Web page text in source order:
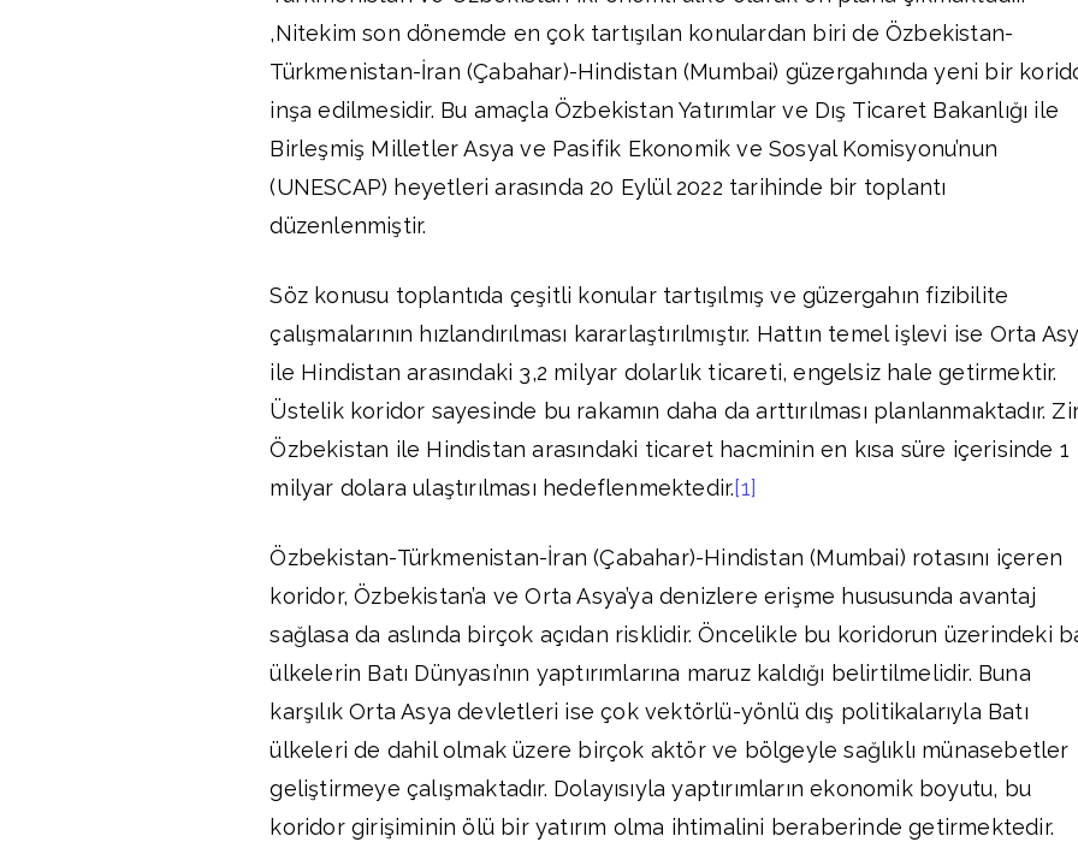
,Nitekim son dönemde en çok tartışılan konulardan biri de Özbekistan-
Türkmenistan-İran (Çabahar)-Hindistan (Mumbai) güzergahında yeni bir
inşa edilmesidir. Bu amaçla Özbekistan Yatırımlar ve Dış Ticaret Bakanlığı ile
Birleşmiş Milletler Asya ve Pasifik Ekonomik ve Sosyal Komisyonu’nun
(UNESCAP) heyetleri arasında 20 Eylül 2022 tarihinde bir toplantı
düzenlenmiştir.
Söz konusu toplantıda çeşitli konular tartışılmış ve güzergahın fizibilite
çalışmalarının hızlandırılması kararlaştırılmıştır. Hattın temel işlevi ise Orta
ile Hindistan arasındaki 3,2 milyar dolarlık ticareti, engelsiz hale getirmektir.
Üstelik koridor sayesinde bu rakamın daha da arttırılması planlanmaktadır.
Özbekistan ile Hindistan arasındaki ticaret hacminin en kısa süre içerisinde 1
milyar dolara ulaştırılması hedeflenmektedir.[1]
Özbekistan-Türkmenistan-İran (Çabahar)-Hindistan (Mumbai) rotasını içeren
koridor, Özbekistan’a ve Orta Asya’ya denizlere erişme hususunda avantaj
sağlasa da aslında birçok açıdan risklidir. Öncelikle bu koridorun üzerindeki
ülkelerin Batı Dünyası’nın yaptırımlarına maruz kaldığı belirtilmelidir. Buna
karşılık Orta Asya devletleri ise çok vektörlü-yönlü dış politikalarıyla Batı
ülkeleri de dahil olmak üzere birçok aktör ve bölgeyle sağlıklı münasebetler
geliştirmeye çalışmaktadır. Dolayısıyla yaptırımların ekonomik boyutu, bu
koridor girişiminin ölü bir yatırım olma ihtimalini beraberinde getirmektedir.